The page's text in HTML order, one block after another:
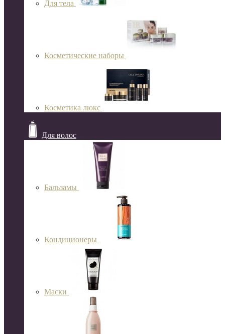
Для тела
Косметические наборы
Косметика люкс
Для волос
Бальзамы
Кондиционеры
Маски